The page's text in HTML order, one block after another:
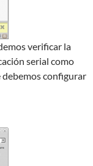
verificar la
serial como
debemos configurar